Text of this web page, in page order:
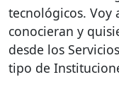
tecnológicos. Voy
conocieran y
desde los
tipo de